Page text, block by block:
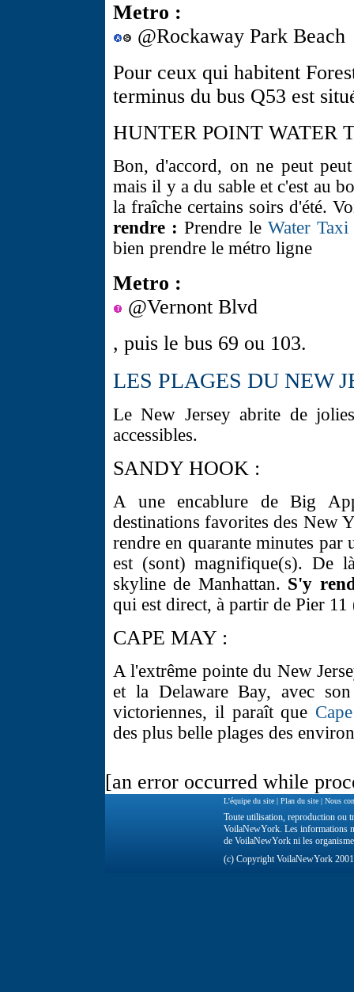
Metro :
@Rockaway Park Beach
Pour ceux qui habitent
terminus du bus Q53 est
HUNTER POINT WATER
Bon, d'accord, on ne peut
mais il y a du sable et c'est au
la fraîche certains soirs d'été.
rendre : Prendre le Water Taxi
bien prendre le métro ligne
Metro :
@Vernont Blvd
, puis le bus 69 ou 103.
LES PLAGES DU NEW
Le New Jersey abrite de
accessibles.
SANDY HOOK :
A une encablure de Big
destinations favorites des New
rendre en quarante minutes
est (sont) magnifique(s). De
skyline de Manhattan. S'y
qui est direct, à partir de Pier
CAPE MAY :
A l'extrême pointe du New
et la Delaware Bay, avec
victoriennes, il paraît que
des plus belle plages des
[an error occurred while
L'équipe du site | Plan du site | Nous
Toute utilisation, reproduction ou
VoilaNewYork. Les informations
de VoilaNewYork ni les
(c) Copyright VoilaNewYork